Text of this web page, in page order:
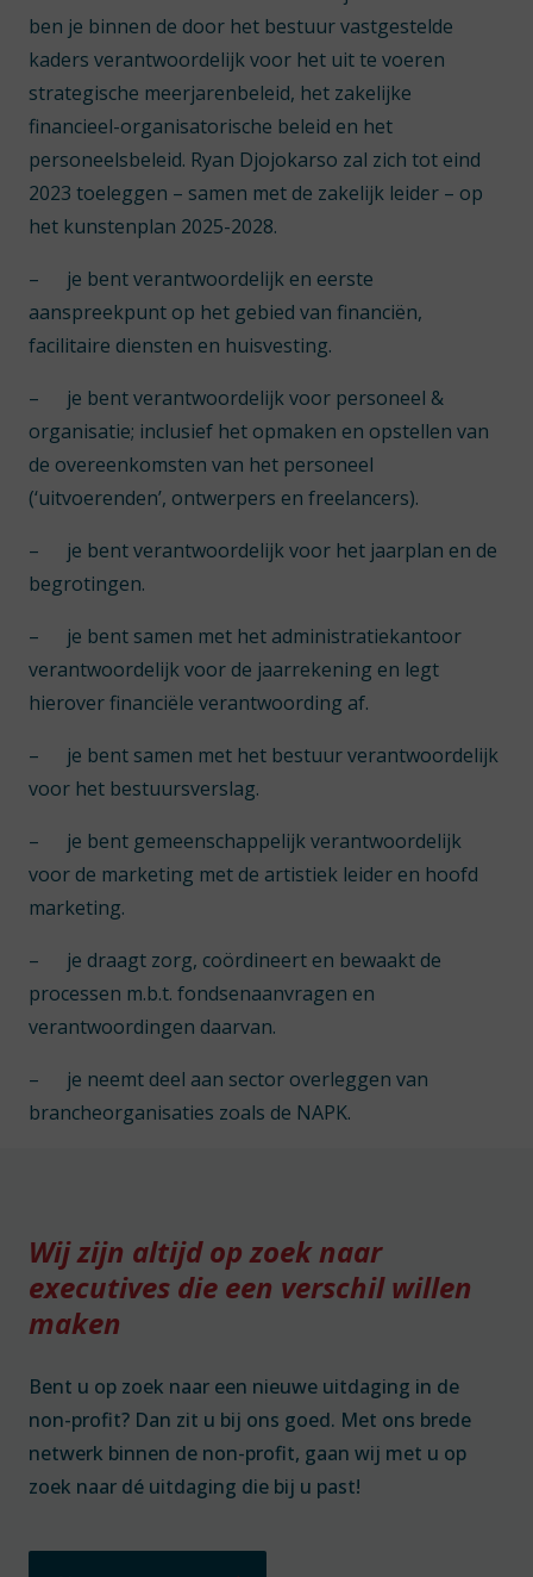
ben je binnen de door het bestuur vastgestelde
kaders verantwoordelijk voor het uit te voeren
strategische meerjarenbeleid, het zakelijke
financieel-organisatorische beleid en het
personeelsbeleid. Ryan Djojokarso zal zich tot eind
2023 toeleggen – samen met de zakelijk leider – op
het kunstenplan 2025-2028.
–
je bent verantwoordelijk en eerste
aanspreekpunt op het gebied van financiën,
facilitaire diensten en huisvesting.
–
je bent verantwoordelijk voor personeel &
organisatie; inclusief het opmaken en opstellen van
de overeenkomsten van het personeel
(‘uitvoerenden’, ontwerpers en freelancers).
–
je bent verantwoordelijk voor het jaarplan en de
begrotingen.
–
je bent samen met het administratiekantoor
verantwoordelijk voor de jaarrekening en legt
hierover financiële verantwoording af.
–
je bent samen met het bestuur verantwoordelijk
voor het bestuursverslag.
–
je bent gemeenschappelijk verantwoordelijk
voor de marketing met de artistiek leider en hoofd
marketing.
–
je draagt zorg, coördineert en bewaakt de
processen m.b.t. fondsenaanvragen en
verantwoordingen daarvan.
–
je neemt deel aan sector overleggen van
brancheorganisaties zoals de NAPK.
Wij zijn altijd op zoek naar
executives die een verschil willen
maken
Bent u op zoek naar een nieuwe uitdaging in de
non-profit? Dan zit u bij ons goed. Met ons brede
netwerk binnen de non-profit, gaan wij met u op
zoek naar dé uitdaging die bij u past!